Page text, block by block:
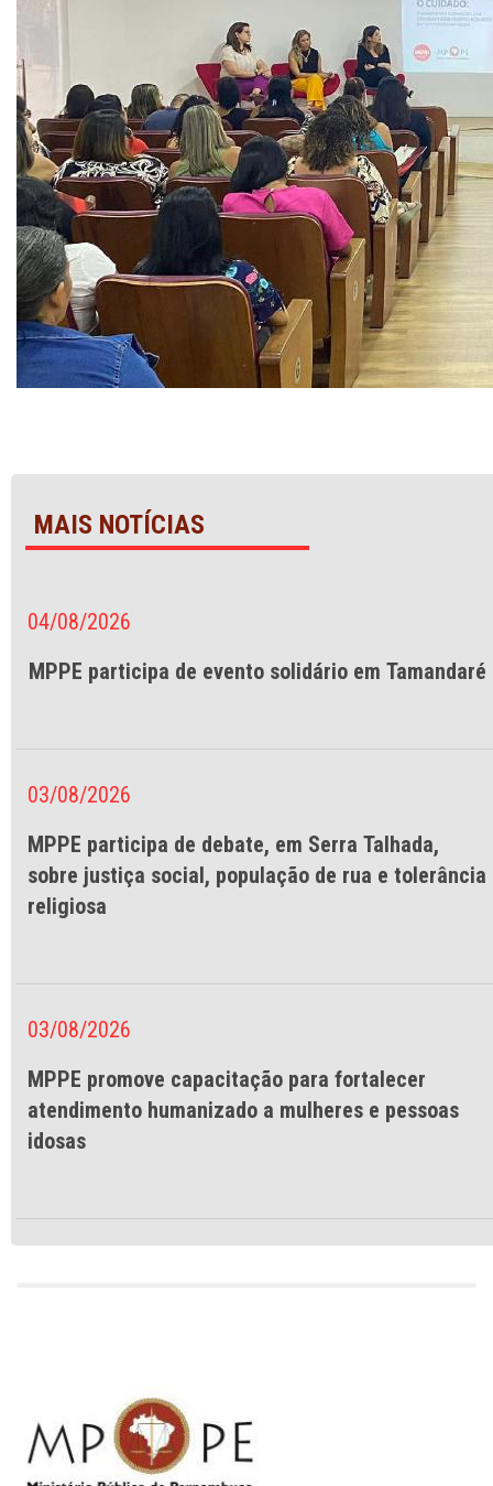
MAIS NOTÍCIAS
04/08/2026
MPPE participa de evento solidário em Tamandaré
03/08/2026
MPPE participa de debate, em Serra Talhada,
sobre justiça social, população de rua e tolerância
religiosa
03/08/2026
MPPE promove capacitação para fortalecer
atendimento humanizado a mulheres e pessoas
idosas